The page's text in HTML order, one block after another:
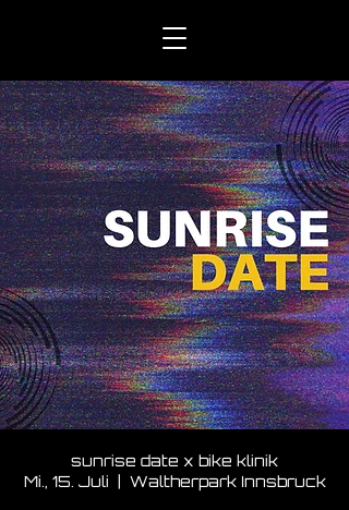
sunrise date x bike klinik
Mi., 15. Juli
  |
Waltherpark Innsbruck